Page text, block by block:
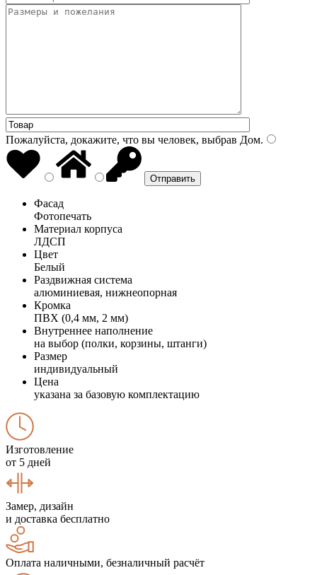
Пожалуйста, докажите, что вы человек, выбрав Дом.
Фасад
Фотопечать
Материал корпуса
ЛДСП
Цвет
Белый
Раздвижная система
алюминиевая, нижнеопорная
Кромка
ПВХ (0,4 мм, 2 мм)
Внутреннее наполнение
на выбор (полки, корзины, штанги)
Размер
индивидуальный
Цена
указана за базовую комплектацию
Изготовление
от 5 дней
Замер, дизайн
и доставка бесплатно
Оплата наличными, безналичный расчёт